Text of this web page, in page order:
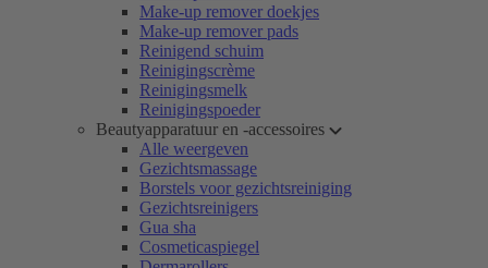
Make-up remover doekjes
Make-up remover pads
Reinigend schuim
Reinigingscrème
Reinigingsmelk
Reinigingspoeder
Beautyapparatuur en -accessoires
Alle weergeven
Gezichtsmassage
Borstels voor gezichtsreiniging
Gezichtsreinigers
Gua sha
Cosmeticaspiegel